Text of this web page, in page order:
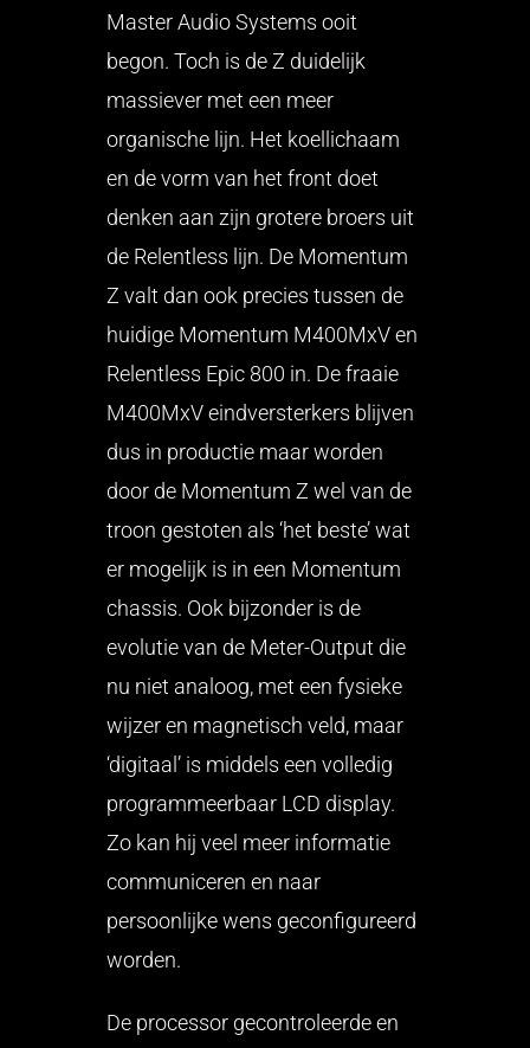
Master Audio Systems ooit
begon. Toch is de Z duidelijk
massiever met een meer
organische lijn. Het koellichaam
en de vorm van het front doet
denken aan zijn grotere broers uit
de Relentless lijn. De Momentum
Z valt dan ook precies tussen de
huidige Momentum M400MxV en
Relentless Epic 800 in. De fraaie
M400MxV eindversterkers blijven
dus in productie maar worden
door de Momentum Z wel van de
troon gestoten als ‘het beste’ wat
er mogelijk is in een Momentum
chassis. Ook bijzonder is de
evolutie van de Meter-Output die
nu niet analoog, met een fysieke
wijzer en magnetisch veld, maar
‘digitaal’ is middels een volledig
programmeerbaar LCD display.
Zo kan hij veel meer informatie
communiceren en naar
persoonlijke wens geconfigureerd
worden.
De processor gecontroleerde en